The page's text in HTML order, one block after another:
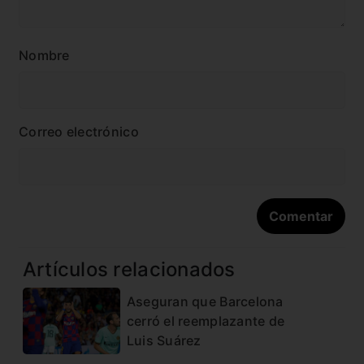
Nombre
Correo electrónico
Artículos relacionados
Aseguran que Barcelona
cerró el reemplazante de
Luis Suárez